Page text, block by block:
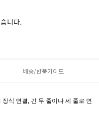
니다.
배송/반품가이드
식 연결, 긴 두 줄이나 세 줄로 연